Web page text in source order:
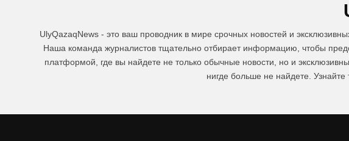
UlyQazaqNews - это ваш проводник в мире срочных новостей и
Наша команда журналистов тщательно отбирает информацию, чтобы
платформой, где вы найдете не только обычные новости, но и
нигде больше не найдете. Узнайте